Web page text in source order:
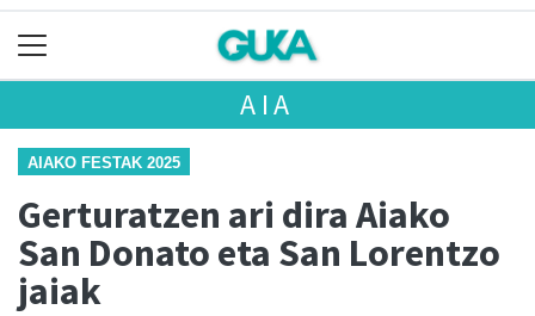
AIA
AIAKO FESTAK 2025
Gerturatzen ari dira Aiako
San Donato eta San Lorentzo
jaiak